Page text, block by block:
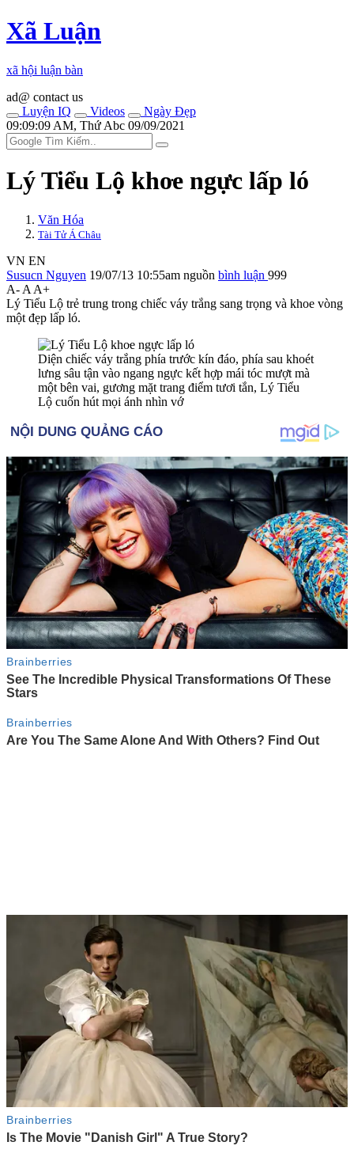
Xã Luận
xã hội luận bàn
ad@ contact us
Luyện IQ
Videos
Ngày Đẹp
09:09:09 AM, Thứ Abc 09/09/2021
Lý Tiểu Lộ kho‌ּe ngự‌ּc lấp ló
Văn Hóa
Tài Tử Á Châu
VN EN
Susucn Nguyen 19/07/13 10:55am nguồn bình luận 999
A- A A+
Lý Tiểu Lộ trẻ trung trong chiếc váy trắng sang trọng và khoe vòng
một đẹp lấp ló.
Diện chiếc váy trắng phía trước kín đáo, phía sau khoét
lưng sâu tận vào ngang ngực kết hợp mái tóc mượt mà
một bên vai, gương mặt trang điểm tươi tắn, Lý Tiểu
Lộ cuốn hút mọi ánh nhìn vớ